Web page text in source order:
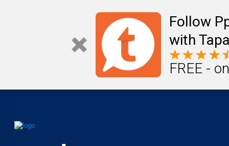
Follow
with
FREE -